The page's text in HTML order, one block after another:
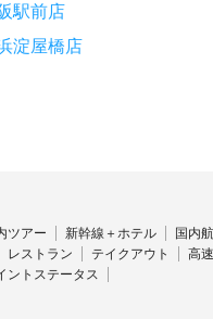
駅前店
淀屋橋店